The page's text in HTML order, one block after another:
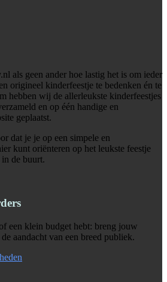
als geen ander hoe lastig het is om ieder
origineel kinderfeestje te bedenken én te
hebben wij de allerleukste kinderfeestjes
en op één handige en
geplaatst.
dat je je op een simpele en
kunt oriënteren op het leukste feestje
de buurt.
een klein budget hebt: breng jouw
aandacht van een breed publiek.